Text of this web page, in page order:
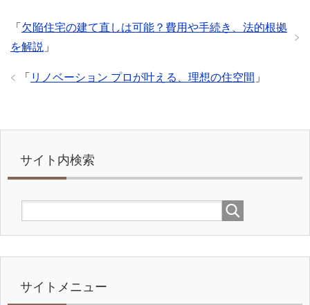
「 欠陥住宅の建て直しは可能？費用や手続き、法的根拠
を解説 」
「 リノベーション プロが叶える、理想の住空間 」
サイト内検索
サイトメニュー